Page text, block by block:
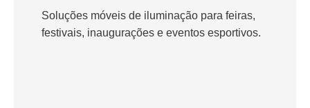
Soluções móveis de iluminação para feiras,
festivais, inaugurações e eventos esportivos.